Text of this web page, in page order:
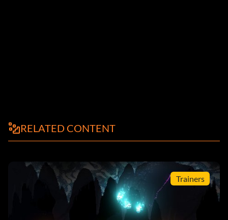
RELATED CONTENT
Trainers